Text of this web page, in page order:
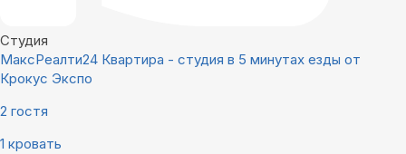
Студия
МаксРеалти24 Квартира - cтудия в 5 минутах езды от
Крокус Экспо
2 гостя
1 кровать